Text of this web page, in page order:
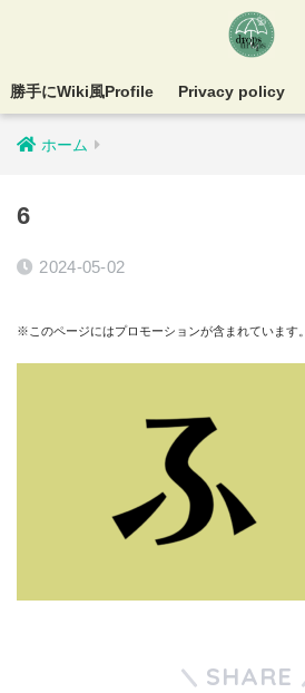
勝手にWiki風Profile Privacy policy
ホーム
6
2024-05-02
※このページにはプロモーションが含まれています。
SHARE